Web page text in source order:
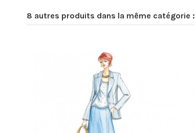
8 autres produits dans la même catégorie :